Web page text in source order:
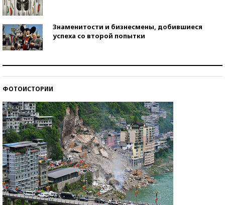
Знаменитости и бизнесмены, добившиеся
успеха со второй попытки
ФОТОИСТОРИИ